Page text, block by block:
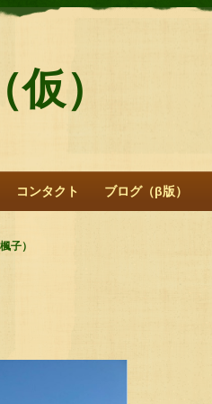
）
コンタクト ブログ（β版）
子）